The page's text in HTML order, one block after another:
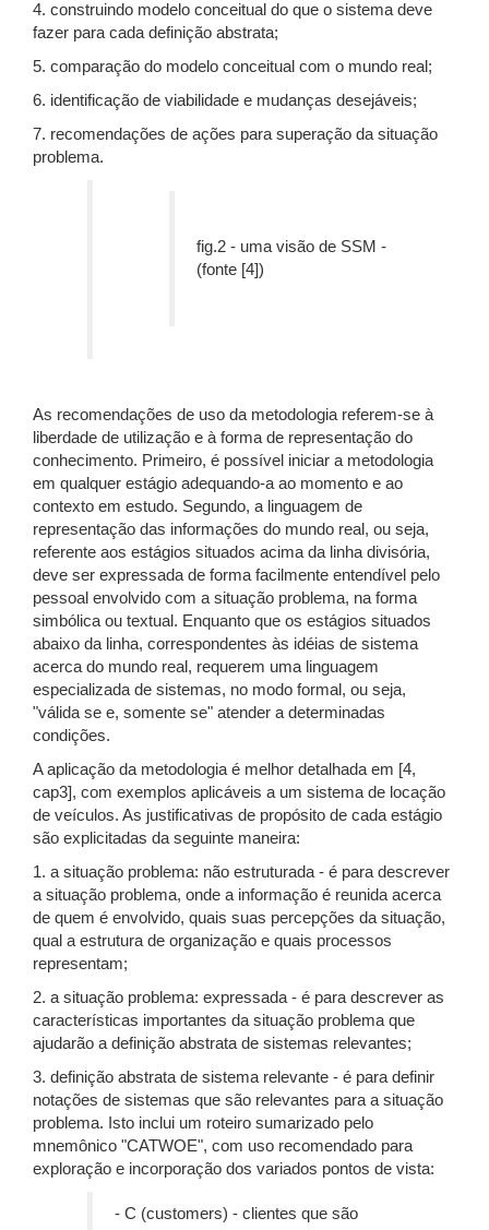
4. construindo modelo conceitual do que o sistema deve
fazer para cada definição abstrata;
5. comparação do modelo conceitual com o mundo real;
6. identificação de viabilidade e mudanças desejáveis;
7. recomendações de ações para superação da situação
problema.
fig.2 - uma visão de SSM -
(fonte [4])
As recomendações de uso da metodologia referem-se à
liberdade de utilização e à forma de representação do
conhecimento. Primeiro, é possível iniciar a metodologia
em qualquer estágio adequando-a ao momento e ao
contexto em estudo. Segundo, a linguagem de
representação das informações do mundo real, ou seja,
referente aos estágios situados acima da linha divisória,
deve ser expressada de forma facilmente entendível pelo
pessoal envolvido com a situação problema, na forma
simbólica ou textual. Enquanto que os estágios situados
abaixo da linha, correspondentes às idéias de sistema
acerca do mundo real, requerem uma linguagem
especializada de sistemas, no modo formal, ou seja,
"válida se e, somente se" atender a determinadas
condições.
A aplicação da metodologia é melhor detalhada em [4,
cap3], com exemplos aplicáveis a um sistema de locação
de veículos. As justificativas de propósito de cada estágio
são explicitadas da seguinte maneira:
1. a situação problema: não estruturada - é para descrever
a situação problema, onde a informação é reunida acerca
de quem é envolvido, quais suas percepções da situação,
qual a estrutura de organização e quais processos
representam;
2. a situação problema: expressada - é para descrever as
características importantes da situação problema que
ajudarão a definição abstrata de sistemas relevantes;
3. definição abstrata de sistema relevante - é para definir
notações de sistemas que são relevantes para a situação
problema. Isto inclui um roteiro sumarizado pelo
mnemônico "CATWOE", com uso recomendado para
exploração e incorporação dos variados pontos de vista:
- C (customers) - clientes que são